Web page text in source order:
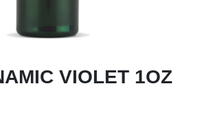
VIOLET 1OZ